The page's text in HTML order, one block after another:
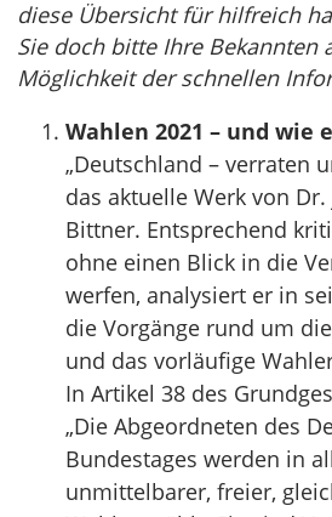
diese Übersicht für hilfreich
Sie doch bitte Ihre Bekannten
Möglichkeit der schnellen
Wahlen 2021 – und wie
„Deutschland – verraten
das aktuelle Werk von
Bittner. Entsprechend
ohne einen Blick in die
werfen, analysiert er in
die Vorgänge rund um
und das vorläufige
In Artikel 38 des
„Die Abgeordneten des
Bundestages werden in
unmittelbarer, freier,